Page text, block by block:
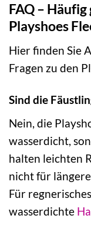
FAQ –
Playshoes
Hier finden Sie
Fragen zu den
Sind die
Nein, die
wasserdicht,
halten leichten
nicht für
Für
wasserdichte